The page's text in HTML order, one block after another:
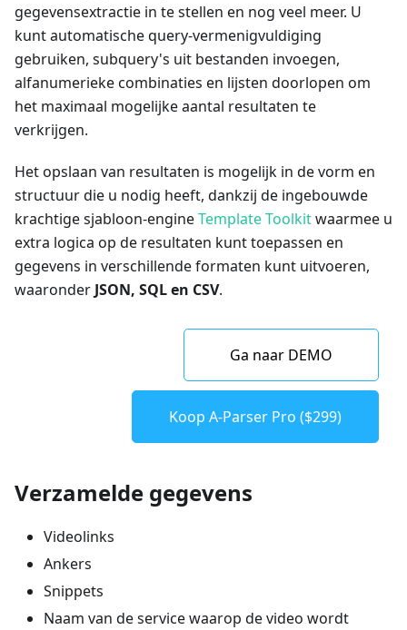
gegevensextractie in te stellen en nog veel meer. U
kunt automatische query-vermenigvuldiging
gebruiken, subquery's uit bestanden invoegen,
alfanumerieke combinaties en lijsten doorlopen om
het maximaal mogelijke aantal resultaten te
verkrijgen.
Het opslaan van resultaten is mogelijk in de vorm en
structuur die u nodig heeft, dankzij de ingebouwde
krachtige sjabloon-engineTemplate Toolkitwaarmee u
extra logica op de resultaten kunt toepassen en
gegevens in verschillende formaten kunt uitvoeren,
waaronder JSON, SQL en CSV.
Ga naar DEMO
Koop A-Parser Pro ($299)
Verzamelde gegevens
Videolinks
Ankers
Snippets
Naam van de service waarop de video wordt